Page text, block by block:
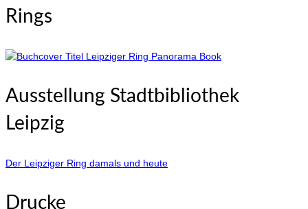
Rings
Ausstellung Stadtbibliothek
Leipzig
Der Leipziger Ring damals und heute
Drucke